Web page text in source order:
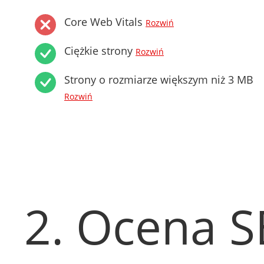
Core Web Vitals Rozwiń
Ciężkie strony Rozwiń
Strony o rozmiarze większym niż 3 MB
Rozwiń
2. Ocena